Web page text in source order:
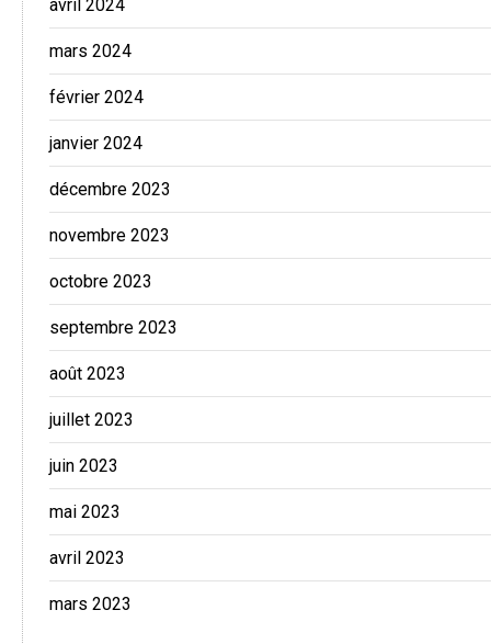
avril 2024
mars 2024
février 2024
janvier 2024
décembre 2023
novembre 2023
octobre 2023
septembre 2023
août 2023
juillet 2023
juin 2023
mai 2023
avril 2023
mars 2023